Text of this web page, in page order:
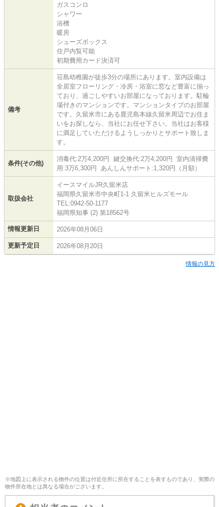
ガスコンロ
シャワー
浴槽
暖房
シューズボックス
住戸内覧可能
初期費用カード決済可
備考
荘島幼稚園が徒歩3分の場所にあります。室内設備は
全居室フローリング・冷房・浴室に窓など豊富に揃っ
ており、過ごしやすいお部屋になっております。駐輪
場付きのマンションです。マンションタイプのお部屋
です。久留米市にある鹿児島本線久留米周辺でお住ま
いをお探しなら、当社にお任せ下さい。当社はお客様
に満足していただけるようしっかりとサポート致しま
す。
条件(その他)
消毒代:2万4,200円 鍵交換代:2万4,200円 室内清掃費
用:3万6,300円 あんしんサポート:1,320円（月額）
取扱会社
イースマイルJR久留米店
福岡県久留米市中央町1-1 久留米ヒルズモール
TEL:0942-50-1177
福岡県知事 (2) 第18562号
情報更新日 2026年08月06日
更新予定日 2026年08月20日
情報の見方
※地図上に表示される物件の位置は付近住所に所在することを表すものであり、実際の
物件所在地とは異なる場合がございます。